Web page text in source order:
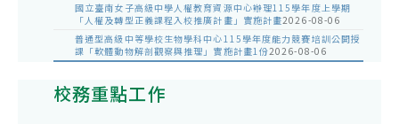
國立臺南女子高級中學人權教育資源中心辦理115學年度上學期
「人權及轉型正義課程入校推廣計畫」實施計畫2026-08-06
普通型高級中等學校生物學科中心115學年度能力競賽培訓公開授
課「軟體動物解剖觀察與推理」實施計畫1份2026-08-06
校務重點工作